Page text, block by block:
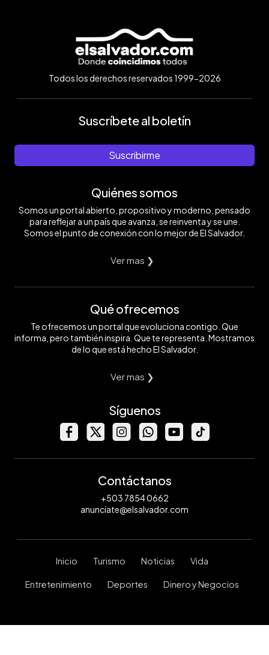
Todos los derechos reservados 1999-2026
Suscríbete al boletín
Suscribirme
Quiénes somos
Somos un portal abierto, propositivo y moderno, pensado
para reflejar a un país que avanza, se reinventa y se une.
Somos el punto de conexión con lo mejor de El Salvador.
Ver mas ❯
Qué ofrecemos
Te ofrecemos un portal que evoluciona contigo. Que
informa, pero también inspira. Que te representa. Mostramos
de lo que está hecho El Salvador.
Ver mas ❯
Síguenos
Contáctanos
+503 7854 0662
anunciate@elsalvador.com
Inicio Turismo Noticias Vida
Entretenimiento Deportes Dinero y Negocios